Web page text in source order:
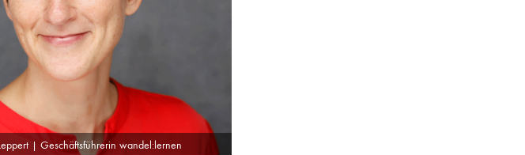
| Geschäftsführerin wandel:lernen